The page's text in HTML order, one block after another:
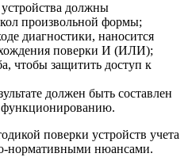
должны
произвольной формы;
диагностики, наносится
поверки И (ИЛИ);
чтобы защитить доступ к
должен быть составлен
функционированию.
поверки устройств учета
нормативными нюансами.